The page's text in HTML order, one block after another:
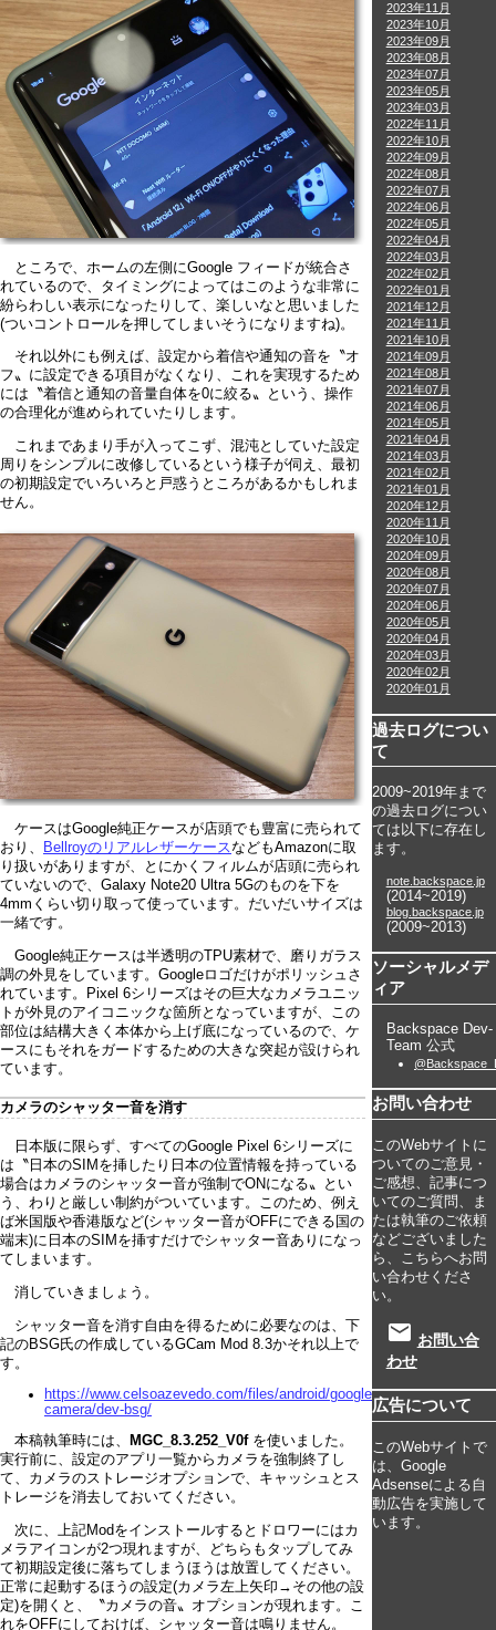
ところで、ホームの左側にGoogle フィードが統合さ
れているので、タイミングによってはこのような非常に
紛らわしい表示になったりして、楽しいなと思いました
(ついコントロールを押してしまいそうになりますね)。
それ以外にも例えば、設定から着信や通知の音を〝オ
フ〟に設定できる項目がなくなり、これを実現するため
には〝着信と通知の音量自体を0に絞る〟という、操作
の合理化が進められていたりします。
これまであまり手が入ってこず、混沌としていた設定
周りをシンプルに改修しているという様子が伺え、最初
の初期設定でいろいろと戸惑うところがあるかもしれま
せん。
ケースはGoogle純正ケースが店頭でも豊富に売られて
おり、
BellroyのリアルレザーケースなどもAmazonに取
り扱いがありますが、とにかくフィルムが店頭に売られ
ていないので、Galaxy Note20 Ultra 5Gのものを下を
4mmくらい切り取って使っています。だいだいサイズは
一緒です。
Google純正ケースは半透明のTPU素材で、磨りガラス
調の外見をしています。Googleロゴだけがポリッシュさ
れています。Pixel 6シリーズはその巨大なカメラユニッ
トが外見のアイコニックな箇所となっていますが、この
部位は結構大きく本体から上げ底になっているので、ケ
ースにもそれをガードするための大きな突起が設けられ
ています。
カメラのシャッター音を消す
日本版に限らず、すべてのGoogle Pixel 6シリーズに
は〝日本のSIMを挿したり日本の位置情報を持っている
場合はカメラのシャッター音が強制でONになる〟とい
う、わりと厳しい制約がついています。このため、例え
ば米国版や香港版など(シャッター音がOFFにできる国の
端末)に日本のSIMを挿すだけでシャッター音ありになっ
てしまいます。
消していきましょう。
シャッター音を消す自由を得るために必要なのは、下
記のBSG氏の作成しているGCam Mod 8.3かそれ以上で
す。
https://www.celsoazevedo.com/files/android/google-
camera/dev-bsg/
本稿執筆時には、
MGC_8.3.252_V0fを使いました。
実行前に、設定のアプリ一覧からカメラを強制終了し
て、カメラのストレージオプションで、キャッシュとス
トレージを消去しておいてください。
次に、上記Modをインストールするとドロワーにはカ
メラアイコンが2つ現れますが、どちらもタップしてみ
て初期設定後に落ちてしまうほうは放置してください。
正常に起動するほうの設定(カメラ左上矢印→その他の設
定)を開くと、〝カメラの音〟オプションが現れます。こ
れをOFFにしておけば、シャッター音は鳴りません。
2023年11月
2023年10月
2023年09月
2023年08月
2023年07月
2023年05月
2023年03月
2022年11月
2022年10月
2022年09月
2022年08月
2022年07月
2022年06月
2022年05月
2022年04月
2022年03月
2022年02月
2022年01月
2021年12月
2021年11月
2021年10月
2021年09月
2021年08月
2021年07月
2021年06月
2021年05月
2021年04月
2021年03月
2021年02月
2021年01月
2020年12月
2020年11月
2020年10月
2020年09月
2020年08月
2020年07月
2020年06月
2020年05月
2020年04月
2020年03月
2020年02月
2020年01月
過去ログについ
て
2009~2019年まで
の過去ログについ
ては以下に存在し
ます。
note.backspace.jp
(2014~2019)
blog.backspace.jp
(2009~2013)
ソーシャルメデ
ィア
Backspace Dev-
Team 公式
お問い合わせ
このWebサイトに
ついてのご意見・
ご感想、記事につ
いてのご質問、ま
たは執筆のご依頼
などございました
ら、こちらへお問
い合わせくださ
い。
email お問い合
わせ
広告について
このWebサイトで
は、Google
Adsenseによる自
動広告を実施して
います。